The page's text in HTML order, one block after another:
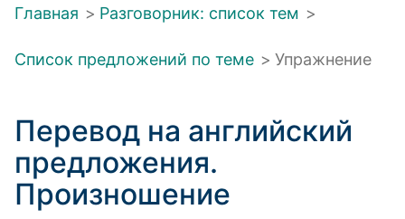
Главная > Разговорник: список тем >
Список предложений по теме > Упражнение
Перевод на английский
предложения.
Произношение